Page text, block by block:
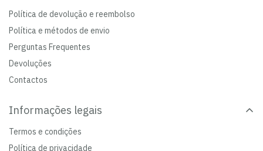
Política de devolução e reembolso
Política e métodos de envio
Perguntas Frequentes
Devoluções
Contactos
Informações legais
Termos e condições
Política de privacidade